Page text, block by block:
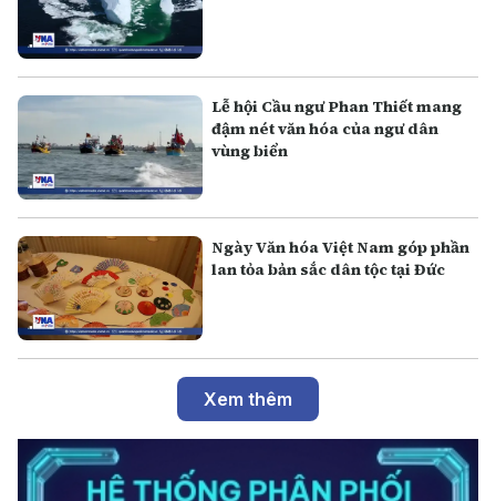
Lễ hội Cầu ngư Phan Thiết mang
đậm nét văn hóa của ngư dân
vùng biển
Ngày Văn hóa Việt Nam góp phần
lan tỏa bản sắc dân tộc tại Đức
Xem thêm